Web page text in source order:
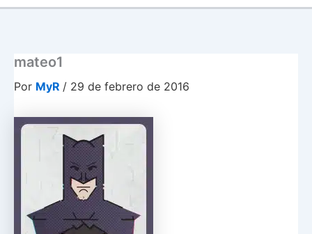
mateo1
Por MyR / 29 de febrero de 2016